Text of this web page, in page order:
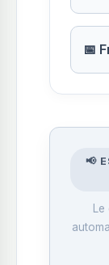
📅
📢